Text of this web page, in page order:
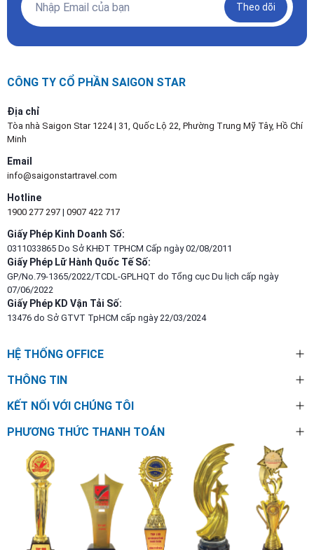
Theo dõi
CÔNG TY CỔ PHẦN SAIGON STAR
Địa chỉ
Tòa nhà Saigon Star 1224 | 31, Quốc Lộ 22, Phường Trung Mỹ Tây, Hồ Chí
Minh
Email
info@saigonstartravel.com
Hotline
1900 277 297 | 0907 422 717
Giấy Phép Kinh Doanh Số:
0311033865 Do Sở KHĐT TPHCM Cấp ngày 02/08/2011
Giấy Phép Lữ Hành Quốc Tế Số:
GP/No.79-1365/2022/TCDL-GPLHQT do Tổng cục Du lịch cấp ngày
07/06/2022
Giấy Phép KD Vận Tải Số:
13476 do Sở GTVT TpHCM cấp ngày 22/03/2024
HỆ THỐNG OFFICE
THÔNG TIN
KẾT NỐI VỚI CHÚNG TÔI
PHƯƠNG THỨC THANH TOÁN